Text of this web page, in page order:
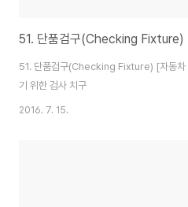
51. 단품검구(Checking Fixture)
51. 단품검구(Checking Fixture) [자동차
기 위한 검사 치구
2016. 7. 15.